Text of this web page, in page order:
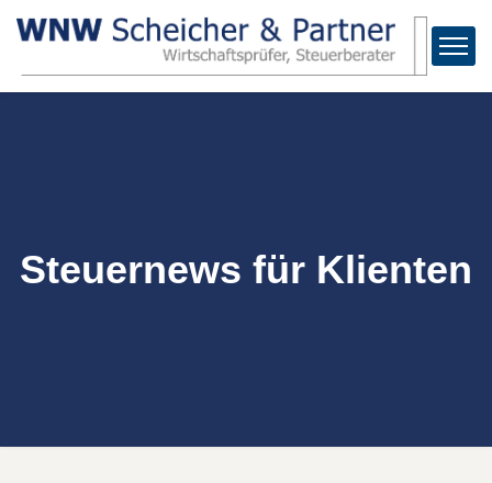
Steuernews für Klienten